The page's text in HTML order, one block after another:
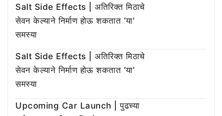
Salt Side Effects | अतिरिक्त मिठाचे
सेवन केल्याने निर्माण होऊ शकतात ‘या’
समस्या
Salt Side Effects | अतिरिक्त मिठाचे
सेवन केल्याने निर्माण होऊ शकतात ‘या’
समस्या
Upcoming Car Launch | पुढच्या